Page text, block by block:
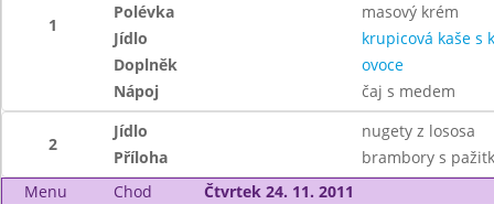
1
Polévka
masový krém
Jídlo
krupicová kaše s
Doplněk
ovoce
Nápoj
čaj s medem
2
Jídlo
nugety z lososa
Příloha
brambory s
Menu
Chod Čtvrtek 24. 11. 2011